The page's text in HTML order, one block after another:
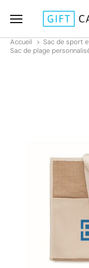
Accueil
Sac de sport
Sac de plage